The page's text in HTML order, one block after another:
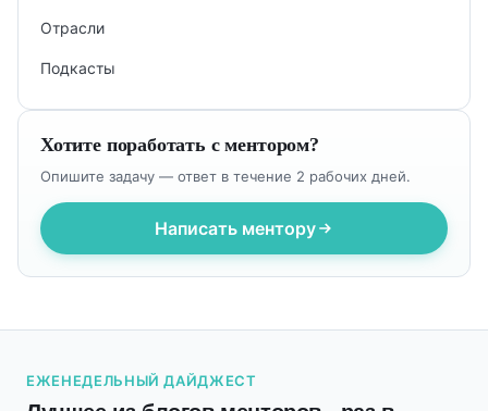
Отрасли
Подкасты
Хотите поработать с ментором?
Опишите задачу — ответ в течение 2 рабочих дней.
Написать ментору
ЕЖЕНЕДЕЛЬНЫЙ ДАЙДЖЕСТ